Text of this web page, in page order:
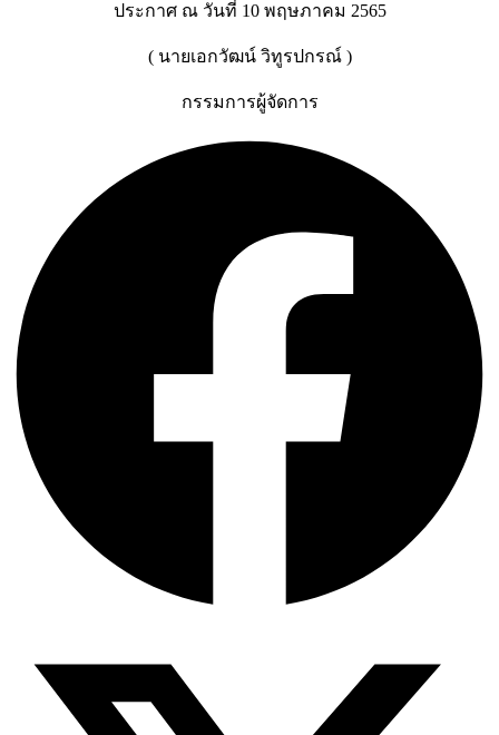
ประกาศ ณ วันที่ 10 พฤษภาคม 2565
( นายเอกวัฒน์ วิทูรปกรณ์ )
กรรมการผู้จัดการ